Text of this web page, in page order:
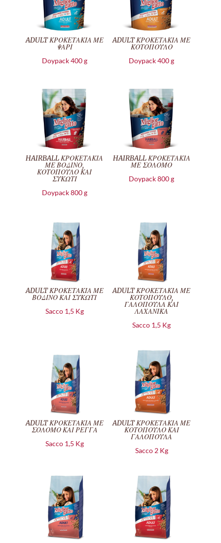
ADULT ΚΡΟΚΕΤΑΚΙΑ ΜΕ
ΨΑΡΙ
Doypack 400 g
ADULT ΚΡΟΚΕΤΑΚΙΑ ΜΕ
ΚΟΤΟΠΟΥΛΟ
Doypack 400 g
HAIRBALL ΚΡΟΚΕΤΑΚΙΑ
ΜΕ ΒΟΔΙΝΟ,
ΚΟΤΟΠΟΥΛΟ ΚΑΙ
ΣΥΚΩΤΙ
Doypack 800 g
HAIRBALL ΚΡΟΚΕΤΑΚΙΑ
ΜΕ ΣΟΛΟΜΟ
Doypack 800 g
ADULT ΚΡΟΚΕΤΑΚΙΑ ΜΕ
ΒΟΔΙΝΟ ΚΑΙ ΣΥΚΩΤΙ
Sacco 1,5 Kg
ADULT ΚΡΟΚΕΤΑΚΙΑ ΜΕ
ΚΟΤΟΠΟΥΛΟ,
ΓΑΛΟΠΟΥΛΑ ΚΑΙ
ΛΑΧΑΝΙΚΑ
Sacco 1,5 Kg
ADULT ΚΡΟΚΕΤΑΚΙΑ ΜΕ
ΣΟΛΟΜΟ ΚΑΙ ΡΕΓΓΑ
Sacco 1,5 Kg
ADULT ΚΡΟΚΕΤΑΚΙΑ ΜΕ
ΚΟΤΟΠΟΥΛΟ ΚΑΙ
ΓΑΛΟΠΟΥΛΑ
Sacco 2 Kg